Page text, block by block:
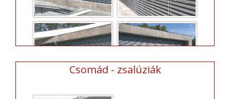
Csomád - zsalúziák